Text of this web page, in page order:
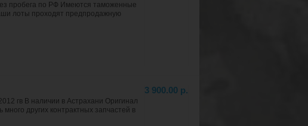
пробега по РФ Имеются таможенные
лоты проходят предпродажную
3 900.00 р.
гв В наличии в Астрахани Оригинал
других контрактных запчастей в